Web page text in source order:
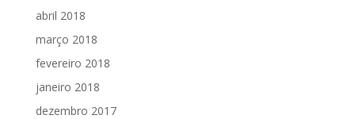
abril 2018
março 2018
fevereiro 2018
janeiro 2018
dezembro 2017